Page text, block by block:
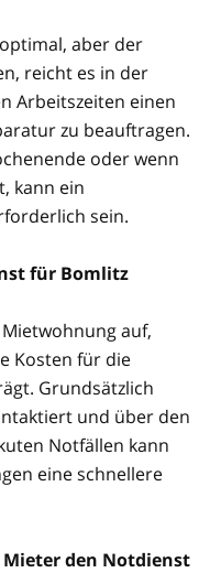
aber der
reicht es in der
Arbeitszeiten einen
zu beauftragen.
oder wenn
kann ein
sein.
für Bomlitz
auf,
Kosten für die
Grundsätzlich
und über den
Notfällen kann
eine schnellere
den Notdienst